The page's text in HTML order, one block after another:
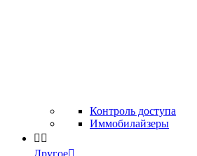
Контроль доступа
Иммобилайзеры
 
Другое